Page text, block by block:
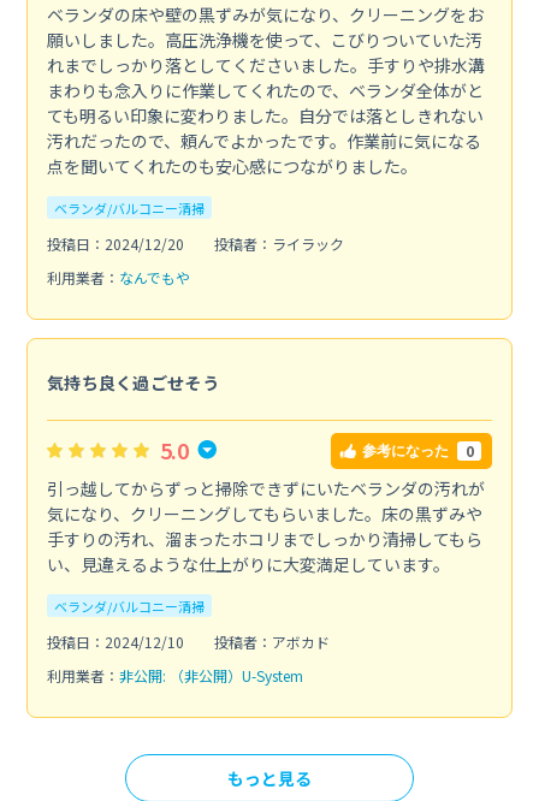
ベランダの床や壁の黒ずみが気になり、クリーニングをお
願いしました。高圧洗浄機を使って、こびりついていた汚
れまでしっかり落としてくださいました。手すりや排水溝
まわりも念入りに作業してくれたので、ベランダ全体がと
ても明るい印象に変わりました。自分では落としきれない
汚れだったので、頼んでよかったです。作業前に気になる
点を聞いてくれたのも安心感につながりました。
ベランダ/バルコニー清掃
投稿日：2024/12/20
投稿者：ライラック
利用業者： なんでもや
気持ち良く過ごせそう
5.0 参考になった 0
引っ越してからずっと掃除できずにいたベランダの汚れが
気になり、クリーニングしてもらいました。床の黒ずみや
手すりの汚れ、溜まったホコリまでしっかり清掃してもら
い、見違えるような仕上がりに大変満足しています。
ベランダ/バルコニー清掃
投稿日：2024/12/10
投稿者：アボカド
利用業者： 非公開: （非公開）U-System
もっと見る